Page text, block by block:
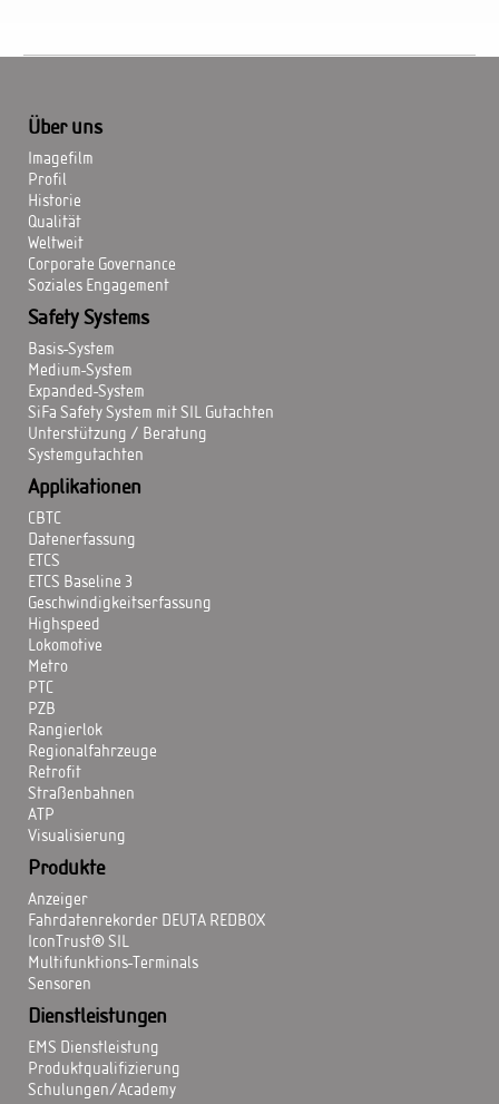
Über uns
Imagefilm
Profil
Historie
Qualität
Weltweit
Corporate Governance
Soziales Engagement
Safety Systems
Basis-System
Medium-System
Expanded-System
SiFa Safety System mit SIL Gutachten
Unterstützung / Beratung
Systemgutachten
Applikationen
CBTC
Datenerfassung
ETCS
ETCS Baseline 3
Geschwindigkeitserfassung
Highspeed
Lokomotive
Metro
PTC
PZB
Rangierlok
Regionalfahrzeuge
Retrofit
Straßenbahnen
ATP
Visualisierung
Produkte
Anzeiger
Fahrdatenrekorder DEUTA REDBOX
IconTrust® SIL
Multifunktions-Terminals
Sensoren
Dienstleistungen
EMS Dienstleistung
Produktqualifizierung
Schulungen/Academy